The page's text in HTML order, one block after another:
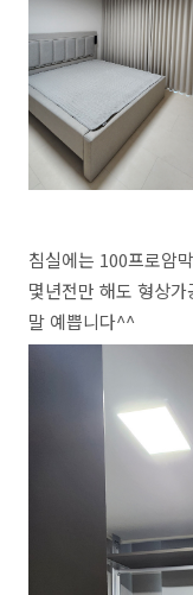
침실에는 100프로암
몇년전만 해도 형상
말 예쁩니다^^